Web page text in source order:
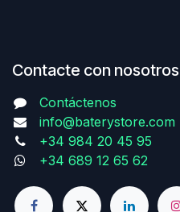
Contacte con nosotros
Contáctenos
info@baterystore.com
+34 984 20 45 95
+34 689 12 65 62